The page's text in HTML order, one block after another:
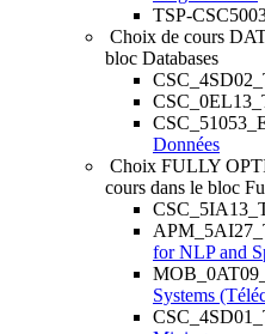
TSP-
Choix de cours
bloc Databases
Données
Choix FULLY
cours dans le bloc
for NLP and
Systems